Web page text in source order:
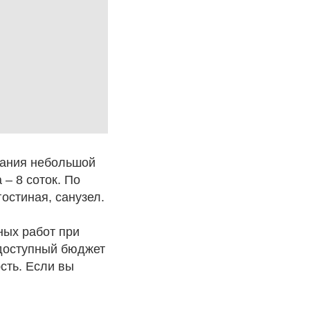
небольшой
– 8 соток. По
санузел.
работ при
бюджет
Если вы